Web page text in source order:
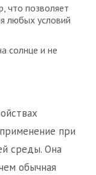
что позволяет
любых условий
солнце и не
при
среды. Она
обычная